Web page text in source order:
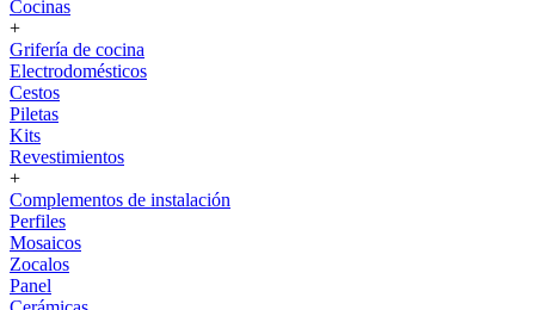
Cocinas
+
Grifería de cocina
Electrodomésticos
Cestos
Piletas
Kits
Revestimientos
+
Complementos de instalación
Perfiles
Mosaicos
Zocalos
Panel